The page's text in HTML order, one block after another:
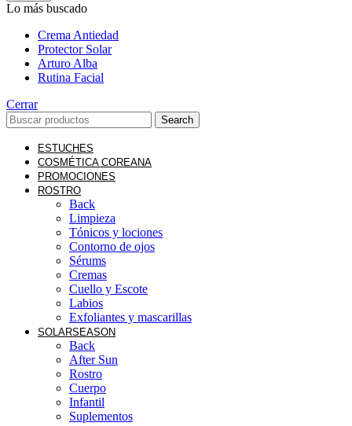
Lo más buscado
Crema Antiedad
Protector Solar
Arturo Alba
Rutina Facial
Cerrar
Search
ESTUCHES
COSMÉTICA COREANA
PROMOCIONES
ROSTRO
Back
Limpieza
Tónicos y lociones
Contorno de ojos
Sérums
Cremas
Cuello y Escote
Labios
Exfoliantes y mascarillas
SOLARSEASON
Back
After Sun
Rostro
Cuerpo
Infantil
Suplementos